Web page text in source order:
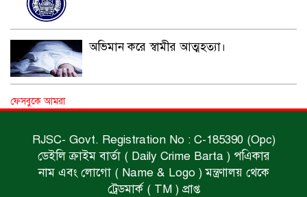
অভিমান করে স্বামীর আত্মহত্যা।
বিশুদ্ধ পানির পাম্প পেল শতাধিক পরিবার।
ফেসবুকে আমরা
RJSC- Govt. Registration No : C-185390 (Opc)
ডেইলি ক্রাইম বার্তা ( Daily Crime Barta ) পএিকার
নাম এবং লোগো ( Name & Logo ) মন্ত্রণালয় থেকে
ট্রেডমার্ক ( TM ) প্রাপ্ত